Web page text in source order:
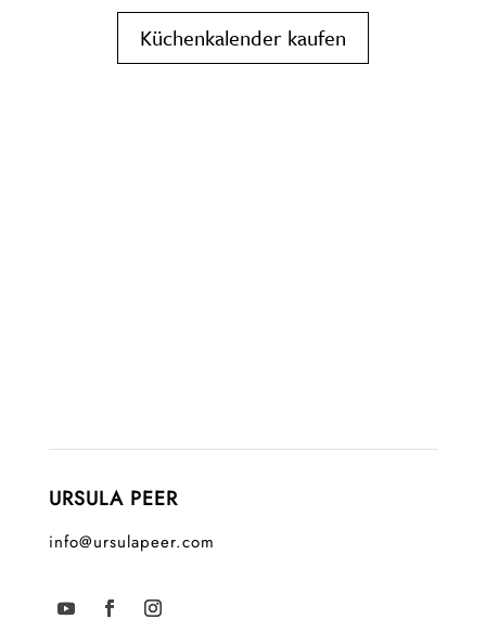
Küchenkalender kaufen
URSULA PEER
info@ursulapeer.com